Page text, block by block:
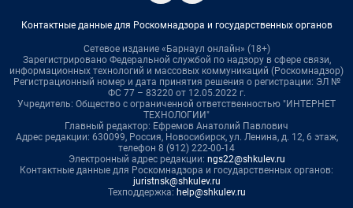
Контактные данные для Роскомнадзора и государственных органов
Сетевое издание «Барнаул онлайн» (18+)
Зарегистрировано Федеральной службой по надзору в сфере связи,
информационных технологий и массовых коммуникаций (Роскомнадзор)
Регистрационный номер и дата принятия решения о регистрации: ЭЛ №
ФС 77 – 83220 от 12.05.2022 г.
Учредитель: Общество с ограниченной ответственностью "ИНТЕРНЕТ
ТЕХНОЛОГИИ"
Главный редактор: Ефремов Анатолий Павлович
Адрес редакции: 630099, Россия, Новосибирск, ул. Ленина, д. 12, 6 этаж,
телефон 8 (912) 222-00-14
Электронный адрес редакции: ngs22@shkulev.ru
Контактные данные для Роскомнадзора и государственных органов:
juristnsk@shkulev.ru
Техподдержка: help@shkulev.ru